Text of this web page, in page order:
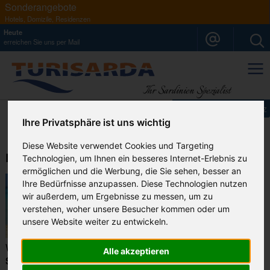
Ihre Privatsphäre ist uns wichtig
Diese Website verwendet Cookies und Targeting
Technologien, um Ihnen ein besseres Internet-Erlebnis zu
ermöglichen und die Werbung, die Sie sehen, besser an
Ihre Bedürfnisse anzupassen. Diese Technologien nutzen
wir außerdem, um Ergebnisse zu messen, um zu
verstehen, woher unsere Besucher kommen oder um
unsere Website weiter zu entwickeln.
Alle akzeptieren
Sonderangebote
Hotels, Domizile, Residenzen
Heute
erreichen Sie uns per Mail
Ihr Sardinien Spezialist
Der Südosten Sardiniens
Wer von
in Richtung Osten fährt, gelangt an den
Spiaggia del Poettoan dessen Südwestspitze überragt
Datenschutz